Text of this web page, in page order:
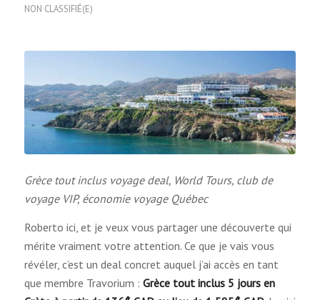
NON CLASSIFIÉ(E)
Grèce tout inclus voyage deal, World Tours, club de
voyage VIP, économie voyage Québec
Roberto ici, et je veux vous partager une découverte qui
mérite vraiment votre attention. Ce que je vais vous
révéler, c’est un deal concret auquel j’ai accès en tant
que membre Travorium : Grèce tout inclus 5 jours en